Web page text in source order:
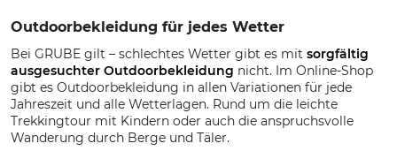
Outdoorbekleidung für jedes Wetter
Bei GRUBE gilt – schlechtes Wetter gibt es mit sorgfältig
ausgesuchter Outdoorbekleidung nicht. Im Online-Shop
gibt es Outdoorbekleidung in allen Variationen für jede
Jahreszeit und alle Wetterlagen. Rund um die leichte
Trekkingtour mit Kindern oder auch die anspruchsvolle
Wanderung durch Berge und Täler.